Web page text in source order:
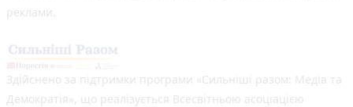
реклами.
Здійснено за підтримки програми «Сильніші разом: Медіа та
Демократія», що реалізується Всесвітньою асоціацією